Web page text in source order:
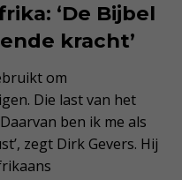
‘De Bijbel
kracht’
om
Die last van het
ben ik me als
zegt Dirk Gevers. Hij